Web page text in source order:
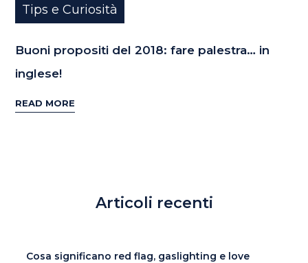
Tips e Curiosità
Buoni propositi del 2018: fare palestra… in
inglese!
READ MORE
Articoli recenti
Cosa significano red flag, gaslighting e love